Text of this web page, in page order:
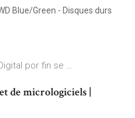
Blue/Green - Disques durs
por fin se …
de micrologiciels |